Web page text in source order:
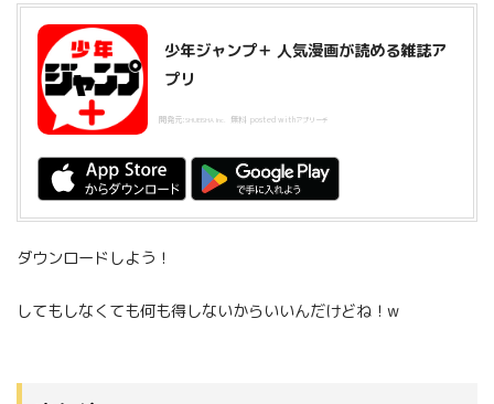
少年ジャンプ＋ 人気漫画が読める雑誌ア
プリ
開発元:SHUEISHA Inc. 無料 posted withアプリーチ
ダウンロードしよう！
してもしなくても何も得しないからいいんだけどね！w